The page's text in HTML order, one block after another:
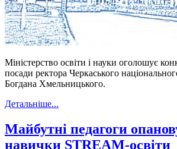
Міністерство освіти і науки оголошує
посади ректора Черкаського
Богдана Хмельницького.
Детальніше...
Майбутні педагоги
навички STREAM-освіти